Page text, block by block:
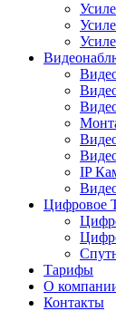
IP
Цифровое
Тарифы
О
Контакты